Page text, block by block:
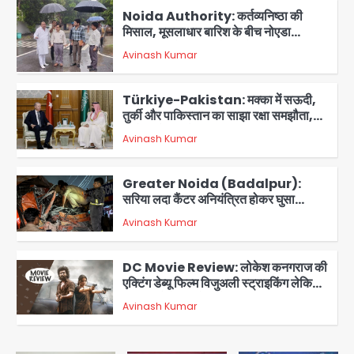
2
Noida Authority: कर्तव्यनिष्ठा की
मिसाल, मूसलाधार बारिश के बीच नोएडा
प्राधिकरण ने संभाला मोर्चा, सेक्टर 105
आरडब्ल्यूए ने जताया आभार
Avinash Kumar
3
Türkiye-Pakistan: मक्का में सऊदी,
तुर्की और पाकिस्तान का साझा रक्षा समझौता,
जानें इसके मायने
Avinash Kumar
4
Greater Noida (Badalpur):
सरिया लदा कैंटर अनियंत्रित होकर घुसा
किराना दुकान में , ड्राइवर की मौत
Avinash Kumar
5
DC Movie Review: लोकेश कनगराज की
एक्टिंग डेब्यू फिल्म विजुअली स्ट्राइकिंग लेकिन
स्क्रीनप्ले में कमजोर, लेकिन कहानी अधूरी रह
गई, 3 स्टार रेटिंग
Avinash Kumar